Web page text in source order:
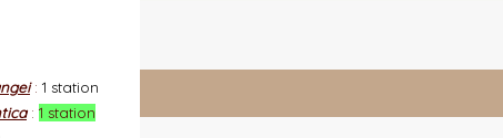
?
et photos)
: 1 station
: 1 station